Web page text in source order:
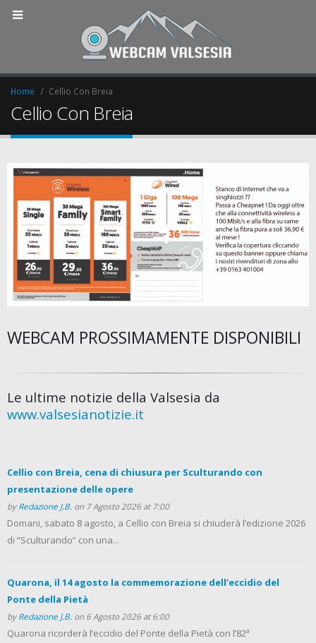
Home Cellio Con Breia
Cellio Con Breia
WEBCAM PROSSIMAMENTE DISPONIBILI
Le ultime notizie della Valsesia da
www.valsesianotizie.it
Cellio con Breia, cena di chiusura per Sculturando con
presentazione delle opere
byRedazione J.B. on 7 Agosto 2026 at 7:00
Domani, sabato 8 agosto, a Cellio con Breia si chiuderà l’edizione 2026
di “Sculturando” con una...
Quarona, il 14 agosto la commemorazione dell’eccidio del
Ponte della Pietà
byRedazione J.B. on 6 Agosto 2026 at 6:00
Quarona ricorderà l’eccidio del Ponte della Pietà con l’82ª